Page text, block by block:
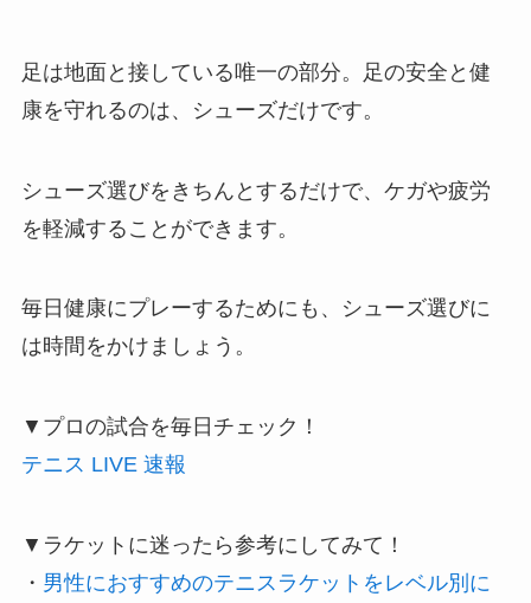
足は地面と接している唯一の部分。足の安全と健
康を守れるのは、シューズだけです。
シューズ選びをきちんとするだけで、ケガや疲労
を軽減することができます。
毎日健康にプレーするためにも、シューズ選びに
は時間をかけましょう。
▼プロの試合を毎日チェック！
テニス LIVE 速報
▼ラケットに迷ったら参考にしてみて！
・ 男性におすすめのテニスラケットをレベル別に